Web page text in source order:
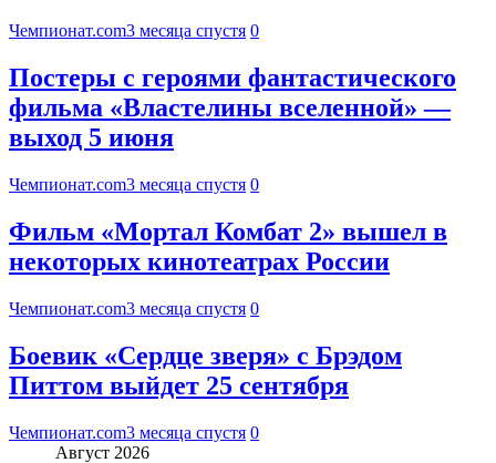
Чемпионат.com3 месяца спустя 0
Постеры с героями фантастического
фильма «Властелины вселенной» —
выход 5 июня
Чемпионат.com3 месяца спустя 0
Фильм «Мортал Комбат 2» вышел в
некоторых кинотеатрах России
Чемпионат.com3 месяца спустя 0
Боевик «Сердце зверя» с Брэдом
Питтом выйдет 25 сентября
Чемпионат.com3 месяца спустя 0
Август 2026